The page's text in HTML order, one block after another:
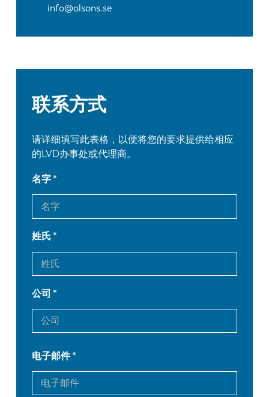
info@olsons.se
联系方式
请详细填写此表格，以便将您的要求提供给相应
的LVD办事处或代理商。
名字
姓氏
公司
电子邮件